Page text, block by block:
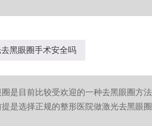
黑眼圈手术安全吗
是目前比较受欢迎的一种去黑眼圈方
是选择正规的整形医院做激光去黑眼